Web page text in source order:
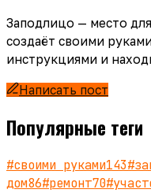
Заподлицо — место
создаёт своими
инструкциями и
Написать пост
Популярные теги
#своими руками143#
дом86#ремонт70#